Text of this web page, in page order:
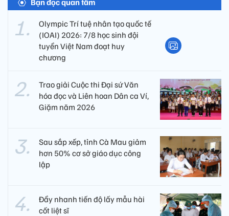
Olympic Trí tuệ nhân tạo quốc tế
(IOAI) 2026: 7/8 học sinh đội
tuyển Việt Nam đoạt huy
chương
Trao giải Cuộc thi Đại sứ Văn
hóa đọc và Liên hoan Dân ca Ví,
Giặm năm 2026
Sau sắp xếp, tỉnh Cà Mau giảm
hơn 50% cơ sở giáo dục công
lập
Đẩy nhanh tiến độ lấy mẫu hài
cốt liệt sĩ